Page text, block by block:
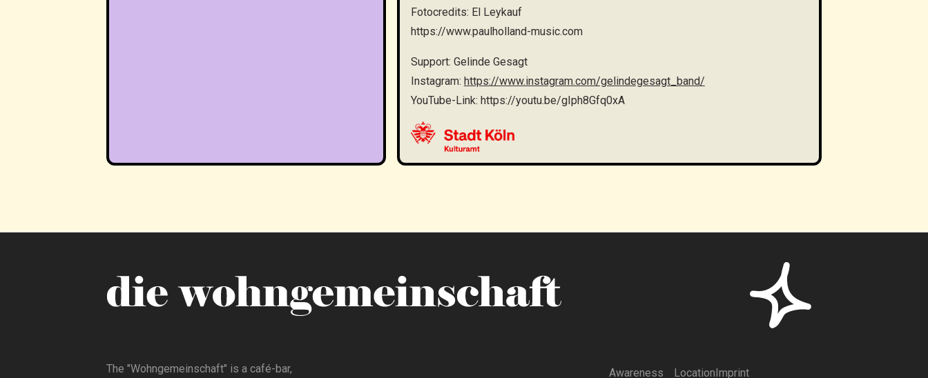
Fotocredits: El Leykauf
https://www.paulholland-music.com
Support: Gelinde Gesagt
Instagram: https://www.instagram.com/gelindegesagt_band/
YouTube-Link: https://youtu.be/gIph8Gfq0xA
The "Wohngemeinschaft" is a café-bar, Awareness Location Imprint